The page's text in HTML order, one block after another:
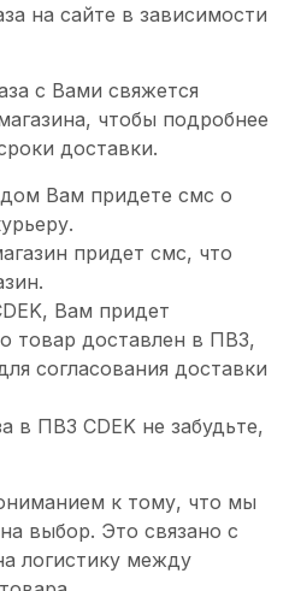
на сайте в зависимости
с Вами свяжется
чтобы подробнее
доставки.
Вам придете смс о
придет смс, что
Вам придет
товар доставлен в ПВЗ,
согласования доставки
в ПВЗ CDEK не забудьте,
к тому, что мы
выбор. Это связано с
логистику между